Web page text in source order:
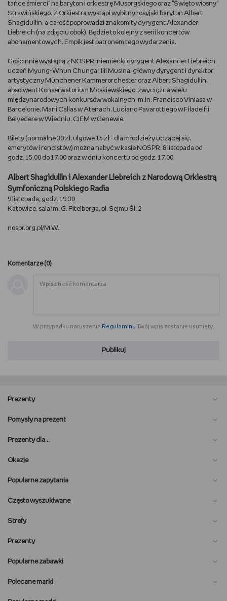
MAM ZWIERZĘTA
PASJE DZIECKA
GRAM
RYSUJĘ
PORADNIKI
WYWIADY
WSZYSTKO O LEGO
REDAKCJA
WYDARZENIA
tańce śmierci" na baryton i orkiestrę Musorgskiego oraz "Święto wiosny"
Strawińskiego. Z Orkiestrą wystąpi wybitny rosyjski baryton Albert
Shagidullin, a całość poprowadzi znakomity dyrygent Alexander
Liebreich (na zdjęciu obok). Będzie to kolejny z serii koncertów
abonamentowych. Empik jest patronem tego wydarzenia.
Gościnnie wystąpią z NOSPR: niemiecki dyrygent Alexander Liebreich,
uczeń Myung-Whun Chunga i Ilii Musina, główny dyrygent i dyrektor
artystyczny Münchener Kammerorchester oraz Albert Shagidullin,
absolwent Konserwatorium Moskiewskiego, zwycięzca wielu
międzynarodowych konkursów wokalnych, m.in. Francisco Viniasa w
Barcelonie, Marii Callas w Atenach, Luciano Pavarottiego w Filadelfii,
Belvedere w Wiedniu, CIEM w Genewie.
Bilety (normalne 30 zł, ulgowe 15 zł - dla młodzieży uczącej się,
emerytów i rencistów) można nabyć w kasie NOSPR: 8 listopada od
godz. 15.00 do 17.00 oraz w dniu koncertu od godz. 17.00.
Albert Shagidullin i Alexander Liebreich z Narodową Orkiestrą
Symfoniczną Polskiego Radia
9 listopada, godz. 19.30
Katowice, sala im. G. Fitelberga, pl. Sejmu Śl. 2
nospr.org.pl/M.W.
Komentarze (0)
W przypadku naruszenia Regulaminu Twój wpis zostanie usunięty.
Publikuj
Prezenty
Pomysły na prezent
Prezenty dla…
Okazje
Popularne zapytania
Często wyszukiwane
Strefy
Prezenty
Popularne zabawki
Polecane marki